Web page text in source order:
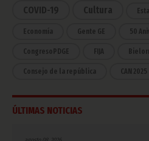
COVID-19 Cultura
Economía Gente GE 50
CongresoPDGE FIJA
Consejo de la república CAN 2025
ÚLTIMAS NOTICIAS